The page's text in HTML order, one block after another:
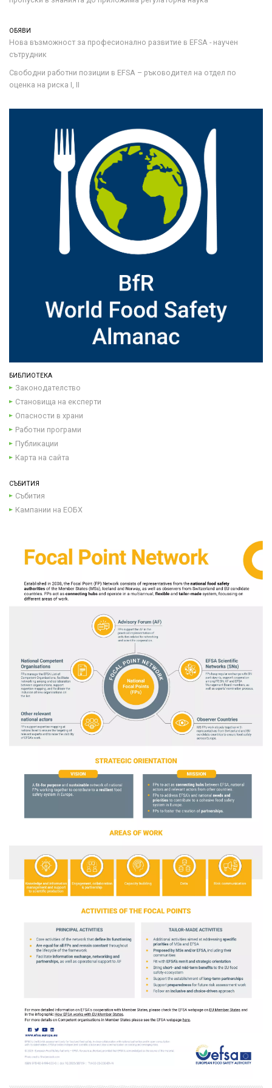
ОБЯВИ
Нова възможност за професионално развитие в EFSA - научен
сътрудник
Свободни работни позиции в EFSA – ръководител на отдел по
оценка на риска I, II
БИБЛИОТЕКА
Законодателство
Становища на експерти
Опасности в храни
Работни програми
Публикации
Карта на сайта
СЪБИТИЯ
Събития
Кампании на ЕОБХ